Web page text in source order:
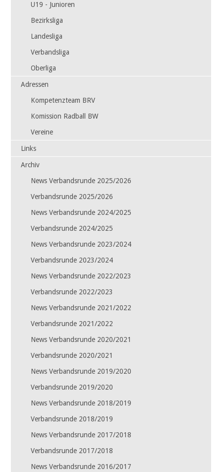
U19 - Junioren
Bezirksliga
Landesliga
Verbandsliga
Oberliga
Adressen
Kompetenzteam BRV
Komission Radball BW
Vereine
Links
Archiv
News Verbandsrunde 2025/2026
Verbandsrunde 2025/2026
News Verbandsrunde 2024/2025
Verbandsrunde 2024/2025
News Verbandsrunde 2023/2024
Verbandsrunde 2023/2024
News Verbandsrunde 2022/2023
Verbandsrunde 2022/2023
News Verbandsrunde 2021/2022
Verbandsrunde 2021/2022
News Verbandsrunde 2020/2021
Verbandsrunde 2020/2021
News Verbandsrunde 2019/2020
Verbandsrunde 2019/2020
News Verbandsrunde 2018/2019
Verbandsrunde 2018/2019
News Verbandsrunde 2017/2018
Verbandsrunde 2017/2018
News Verbandsrunde 2016/2017